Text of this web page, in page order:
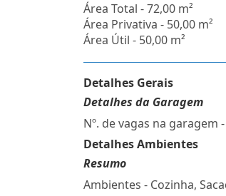
Área Total - 72,00 m²
Área Privativa - 50,00 m²
Área Útil - 50,00 m²
Detalhes Gerais
Detalhes da Garagem
Nº. de vagas na garagem -
Detalhes Ambientes
Resumo
Ambientes - Cozinha,